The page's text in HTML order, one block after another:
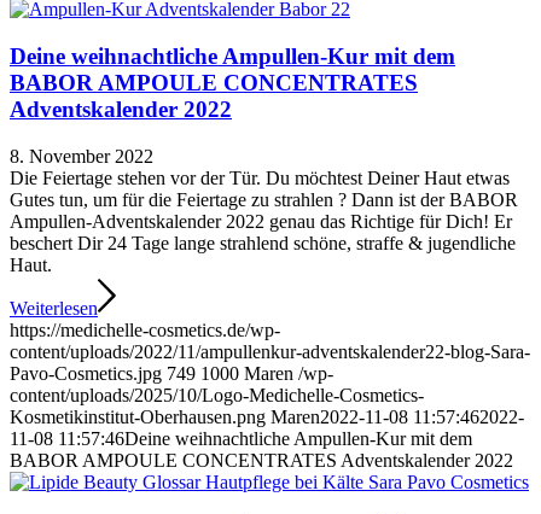
Deine weihnachtliche Ampullen-Kur mit dem
BABOR AMPOULE CONCENTRATES
Adventskalender 2022
8. November 2022
Die Feiertage stehen vor der Tür. Du möchtest Deiner Haut etwas
Gutes tun, um für die Feiertage zu strahlen ? Dann ist der BABOR
Ampullen-Adventskalender 2022 genau das Richtige für Dich! Er
beschert Dir 24 Tage lange strahlend schöne, straffe & jugendliche
Haut.
Weiterlesen
https://medichelle-cosmetics.de/wp-
content/uploads/2022/11/ampullenkur-adventskalender22-blog-Sara-
Pavo-Cosmetics.jpg 749 1000 Maren /wp-
content/uploads/2025/10/Logo-Medichelle-Cosmetics-
Kosmetikinstitut-Oberhausen.png Maren2022-11-08 11:57:462022-
11-08 11:57:46Deine weihnachtliche Ampullen-Kur mit dem
BABOR AMPOULE CONCENTRATES Adventskalender 2022